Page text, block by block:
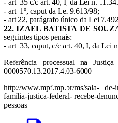
- art. 35 c/c art. 40, I, da Lei n.
- art. 1º, caput da Lei 9.613/98;
- art.22, parágrafo único da Lei
22. IZAEL BATISTA DE
seguintes tipos penais:
- art. 33, caput, c/c art. 40, I, da Lei
Referência processual na
0000570.13.2017.4.03-6000
http://www.mpf.mp.br/ms/sala- de-
familia-justica-federal- recebe-
pessoas